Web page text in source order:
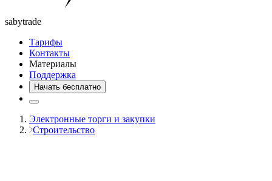
sabytrade
Тарифы
Контакты
Материалы
Поддержка
Начать бесплатно
Электронные торги и закупки
Строительство